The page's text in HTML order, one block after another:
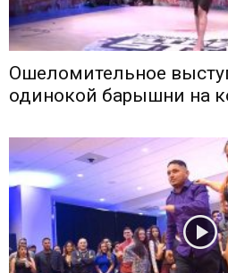
Ошеломительное
одинокой барышни на